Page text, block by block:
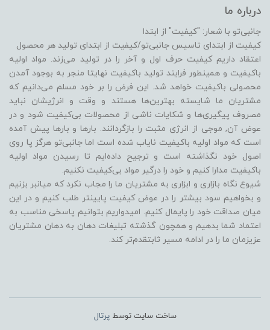
درباره ما
جانبی‌تو با شعار: "کیفیت" از ابتدا
کیفیت از ابتدای تاسیس جانبی‌تو/کیفیت از ابتدای تولید هر محصول
اعتقاد داریم کیفیت حرف اول و آخر را در تولید می‌زند. مواد اولیه
باکیفیت و همینطور فرایند تولید باکیفیت نهایتا منجر به بوجود آمدن
محصولی باکیفیت خواهد شد. این فرض را بر خود مسلم می‌دانیم که
مشتریان ما شایسته بهترین‌ها هستند و وقت و انرژیشان نباید
مصروف پیگیری‌ها و شکایات ناشی از محصولات بی‌کیفیت شود و در
عوض آن, موجی از انرژی مثبت را بازگردانند. بارها و بارها پیش آمده
است که مواد اولیه باکیفیت نایاب شده است اما جانبی‌تو هرگز پا روی
اصول خود نگذاشته است و ترجیح داده‌ایم تا رسیدن مواد اولیه
باکیفیت مدارا کنیم و خود را درگیر مواد بی‌کیفیت نکنیم.
شیوع نگاه بازاری و ابزاری به مشتریان ما را مجاب نکرد که میانبر بزنیم
و بخواهیم سود بیشتر را در عوض کیفیت پایینتر طلب کنیم و در این
میان صداقت خود را پایمال کنیم. امیدواریم بتوانیم پاسخی مناسب به
اعتماد شما بدهیم و همچون گذشته تبلیغات دهان به دهان مشتریان
عزیزمان ما را در ادامه مسیر ثابتقدم‌تر کند.
ساخت سایت توسطپرتال